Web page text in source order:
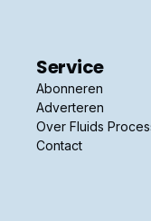
Service
Abonneren
Adverteren
Over Fluids
Contact